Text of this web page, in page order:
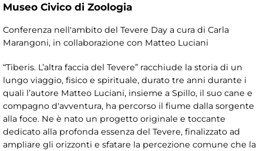
Museo Civico di Zoologia
Conferenza nell'ambito del Tevere Day a cura di Carla
Marangoni, in collaborazione con Matteo Luciani
“Tiberis. L’altra faccia del Tevere” racchiude la storia di un
lungo viaggio, fisico e spirituale, durato tre anni durante i
quali l’autore Matteo Luciani, insieme a Spillo, il suo cane e
compagno d'avventura, ha percorso il fiume dalla sorgente
alla foce. Ne è nato un progetto originale e toccante
dedicato alla profonda essenza del Tevere, finalizzato ad
ampliare gli orizzonti e sfatare la percezione comune che la